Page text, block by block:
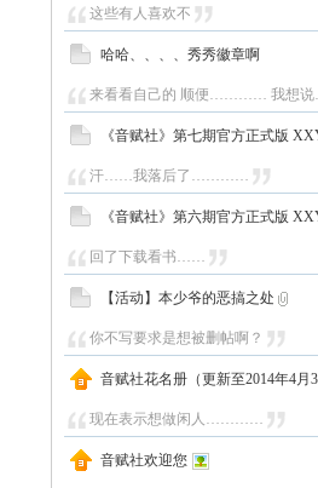
这些有人喜欢不
哈哈、、、、秀秀徽章啊
来看看自己的 顺便………… 我想说
《音赋社》第七期官方正式版
汗……我落后了…………
《音赋社》第六期官方正式版
回了下载看书……
【活动】本少爷的恶搞之处
你不写要求是想被删帖啊？
音赋社花名册（更新至2014年4月3
现在表示想做闲人…………
音赋社欢迎您